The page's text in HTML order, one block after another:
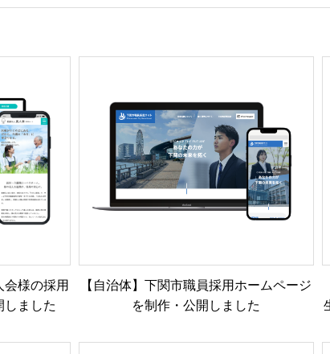
会様の採用
しました
【自治体】下関市職員採用ホームページ
を制作・公開しました